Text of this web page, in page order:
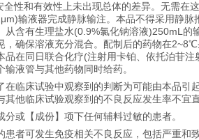
性和有效性上未出现总体的差异。无需在
输液器完成静脉输注。本品不得采用静
从含有生理盐水(0.9%氯化钠溶液)250mL
，确保溶液充分混合。配制后的药物在
品在同日联合化疗(注射用卡铂、依托泊苷
液管与其他药物同时给药。
在临床试验中观察到的判断为可能由本品
他临床试验观察到的不良反应发生率不宜
分或【成份】项下任何辅料过敏的患者。
患者可发生免疫相关不良反应，包括严重